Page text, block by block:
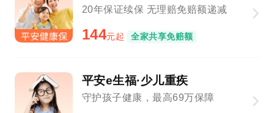
20年保证续保 无理赔免赔额递减
144元起 全家共享免赔额
平安e生福·少儿重疾
守护孩子健康，最高69万保障